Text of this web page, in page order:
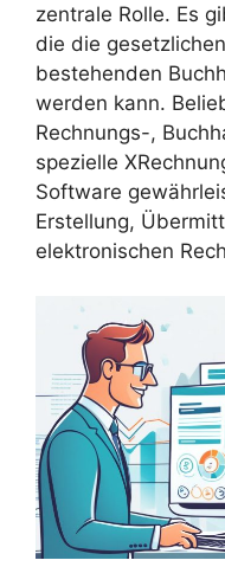
zentrale Rolle. Es
die die
bestehenden
werden kann.
Rechnungs-,
spezielle
Software
Erstellung,
elektronischen